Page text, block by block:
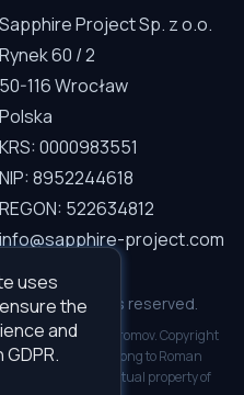
uses
the
and
Sapphire Project Sp. z o.o.
Rynek 60 / 2
50-116 Wrocław
Polska
KRS: 0000983551
NIP: 8952244618
REGON: 522634812
info@sapphire-project.com
o.o. — All rights reserved.
by Roman Gromov. Copyright
copyrights belong to Roman
inalienable intellectual property of